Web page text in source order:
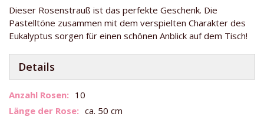
Dieser Rosenstrauß ist das perfekte Geschenk. Die
Pastelltöne zusammen mit dem verspielten Charakter des
Eukalyptus sorgen für einen schönen Anblick auf dem Tisch!
Details
Weitere
Informationen
10
ca. 50 cm